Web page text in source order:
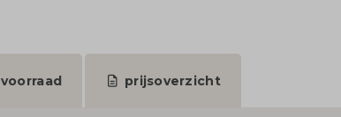
voorraad prijsoverzicht